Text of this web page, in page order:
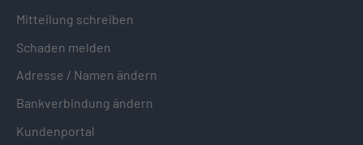
Mitteilung schreiben
Schaden melden
Adresse / Namen ändern
Bankverbindung ändern
Kundenportal